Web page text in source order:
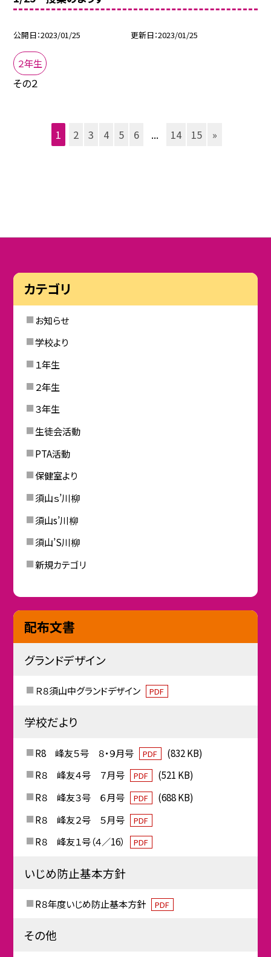
公開日 2023/01/25 更新日 2023/01/25
２年生
その２
1 2 3 4 5 6 ... 14 15 »
カテゴリ
お知らせ
学校より
１年生
２年生
３年生
生徒会活動
PTA活動
保健室より
須山ｓ’川柳
須山s’川柳
須山’S川柳
新規カテゴリ
配布文書
グランドデザイン
Ｒ８須山中グランドデザイン PDF
学校だより
R8 峰友５号 ８・９月号 PDF
(832 KB)
R８ 峰友４号 ７月号
PDF
(521 KB)
R８ 峰友３号 ６月号
PDF
(688 KB)
R８ 峰友２号 ５月号
PDF
R８ 峰友１号（４／16） PDF
いじめ防止基本方針
R８年度いじめ防止基本方針 PDF
その他